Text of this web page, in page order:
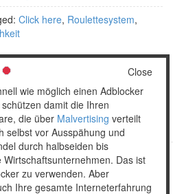
Click here, Roulettesystem,
»
Unser täglich Spam.
Theme by themehall.com
Close
wie möglich einen Adblocker
damit die Ihren
die über Malvertising verteilt
selbst vor Ausspähung und
durch halbseiden bis
Das ist
zu verwenden. Aber
Ihre gesamte Interneterfahrung